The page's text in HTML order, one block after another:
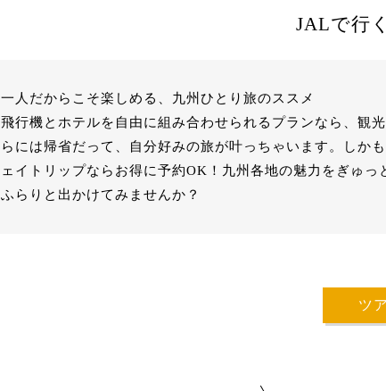
JALで行
一人だからこそ楽しめる、九州ひとり旅のススメ
飛行機とホテルを自由に組み合わせられるプランなら、観
らには帰省だって、自分好みの旅が叶っちゃいます。しか
ェイトリップならお得に予約OK！九州各地の魅力をぎゅ
ふらりと出かけてみませんか？
ツ